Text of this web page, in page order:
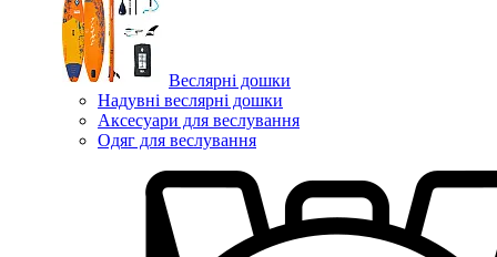
Веслярні дошки
Надувні веслярні дошки
Аксесуари для веслування
Одяг для веслування